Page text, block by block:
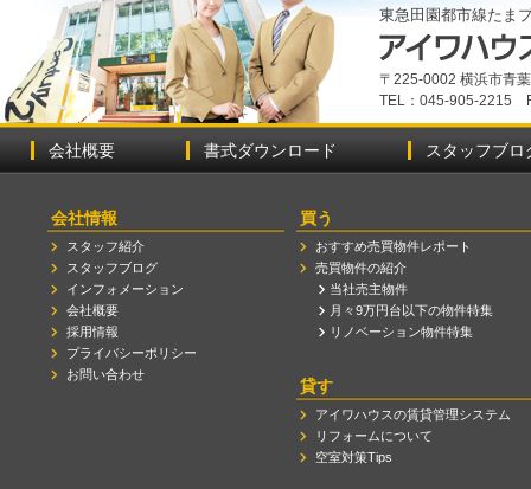
東急田園都市線たま
〒225-0002 横浜市青
TEL：045-905-2215
会社概要 書式ダウンロード スタッフブロ
会社情報
スタッフ紹介
スタッフブログ
インフォメーション
会社概要
採用情報
プライバシーポリシー
お問い合わせ
買う
おすすめ売買物件レポート
売買物件の紹介
当社売主物件
月々9万円台以下の物件特集
リノベーション物件特集
貸す
アイワハウスの賃貸管理システム
リフォームについて
空室対策Tips